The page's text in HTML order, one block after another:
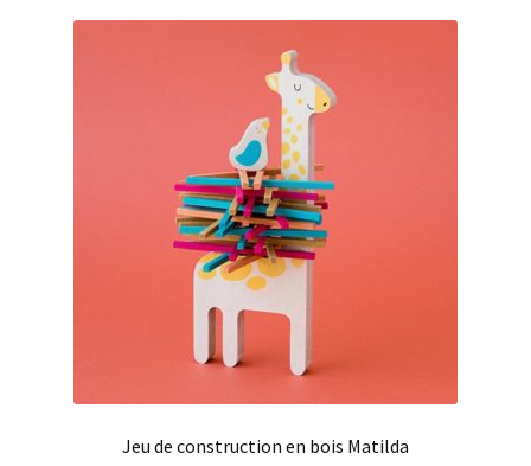
Jeu de construction en bois Matilda